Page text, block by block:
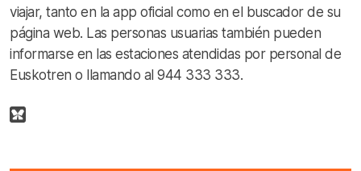
viajar, tanto en la app oficial como en el buscador de su
página web. Las personas usuarias también pueden
informarse en las estaciones atendidas por personal de
Euskotren o llamando al 944 333 333.